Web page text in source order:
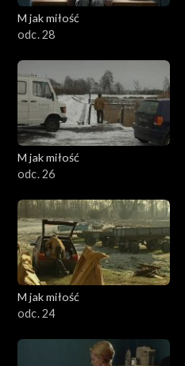
M jak miłość
odc. 28
M jak miłość
odc. 26
M jak miłość
odc. 24